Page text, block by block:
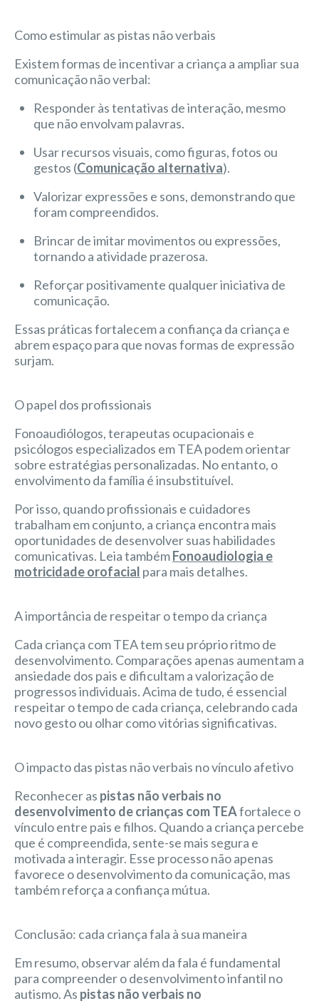
Como estimular as pistas não verbais
Existem formas de incentivar a criança a ampliar sua
comunicação não verbal:
Responder às tentativas de interação, mesmo
que não envolvam palavras.
Usar recursos visuais, como figuras, fotos ou
gestos (Comunicação alternativa).
Valorizar expressões e sons, demonstrando que
foram compreendidos.
Brincar de imitar movimentos ou expressões,
tornando a atividade prazerosa.
Reforçar positivamente qualquer iniciativa de
comunicação.
Essas práticas fortalecem a confiança da criança e
abrem espaço para que novas formas de expressão
surjam.
O papel dos profissionais
Fonoaudiólogos, terapeutas ocupacionais e
psicólogos especializados em TEA podem orientar
sobre estratégias personalizadas. No entanto, o
envolvimento da família é insubstituível.
Por isso, quando profissionais e cuidadores
trabalham em conjunto, a criança encontra mais
oportunidades de desenvolver suas habilidades
comunicativas. Leia tambémFonoaudiologia e
motricidade orofacial para mais detalhes.
A importância de respeitar o tempo da criança
Cada criança com TEA tem seu próprio ritmo de
desenvolvimento. Comparações apenas aumentam a
ansiedade dos pais e dificultam a valorização de
progressos individuais. Acima de tudo, é essencial
respeitar o tempo de cada criança, celebrando cada
novo gesto ou olhar como vitórias significativas.
O impacto das pistas não verbais no vínculo afetivo
Reconhecer as pistas não verbais no
desenvolvimento de crianças com TEAfortalece o
vínculo entre pais e filhos. Quando a criança percebe
que é compreendida, sente-se mais segura e
motivada a interagir. Esse processo não apenas
favorece o desenvolvimento da comunicação, mas
também reforça a confiança mútua.
Conclusão: cada criança fala à sua maneira
Em resumo, observar além da fala é fundamental
para compreender o desenvolvimento infantil no
autismo. As pistas não verbais no